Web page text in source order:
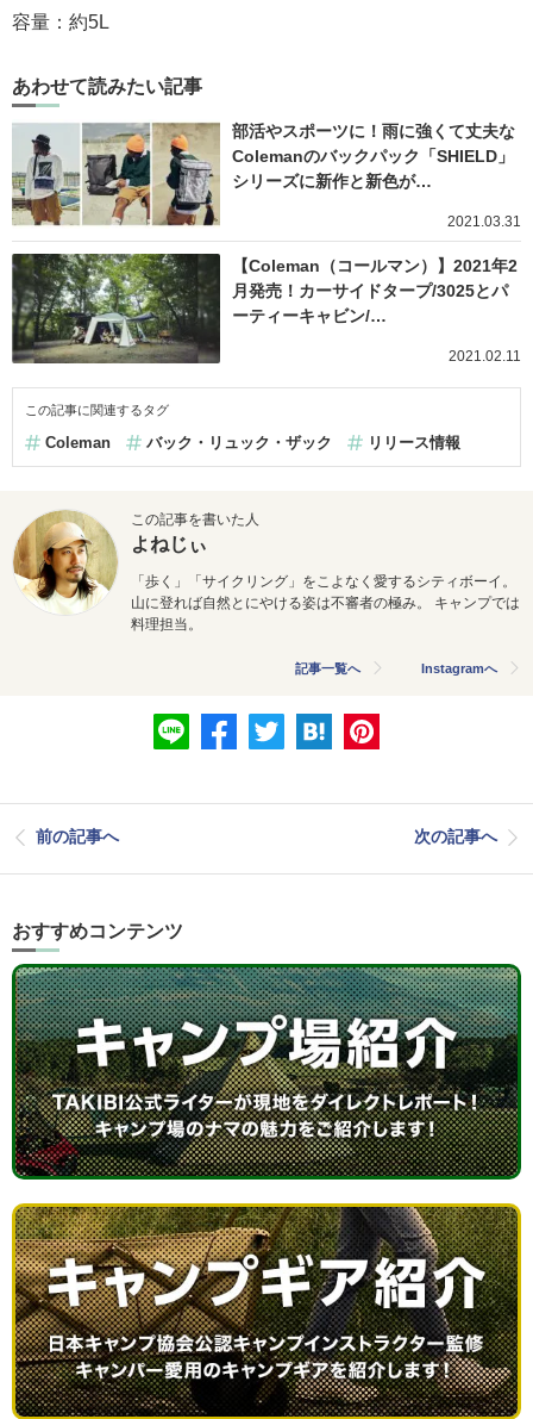
容量：約5L
あわせて読みたい記事
部活やスポーツに！雨に強くて丈夫な
Colemanのバックパック「SHIELD」
シリーズに新作と新色が…
2021.03.31
【Coleman（コールマン）】2021年2
月発売！カーサイドタープ/3025とパ
ーティーキャビン/…
2021.02.11
この記事に関連するタグ
Coleman バック・リュック・ザック リリース情報
この記事を書いた人
よねじぃ
「歩く」「サイクリング」をこよなく愛するシティボーイ。
山に登れば自然とにやける姿は不審者の極み。 キャンプでは
料理担当。
記事一覧へ Instagramへ
前の記事へ 次の記事へ
おすすめコンテンツ